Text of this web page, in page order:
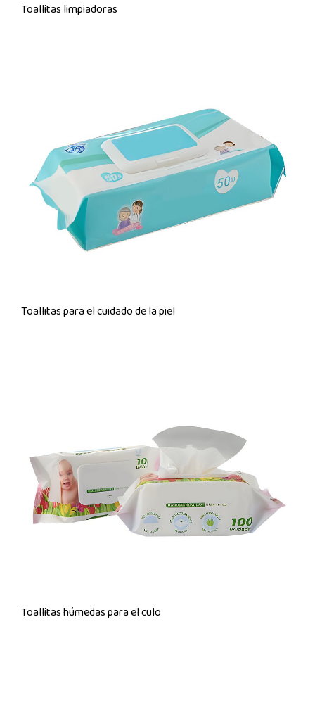
Toallitas limpiadoras
Toallitas para el cuidado de la piel
Toallitas húmedas para el culo